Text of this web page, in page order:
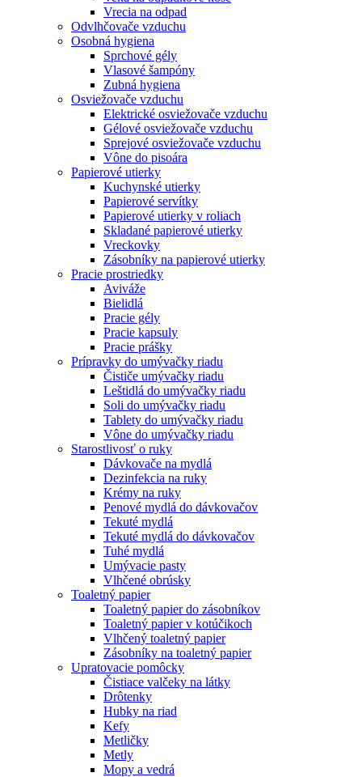
Vrecia na odpad
Odvlhčovače vzduchu
Osobná hygiena
Sprchové gély
Vlasové šampóny
Zubná hygiena
Osviežovače vzduchu
Elektrické osviežovače vzduchu
Gélové osviežovače vzduchu
Sprejové osviežovače vzduchu
Vône do pisoára
Papierové utierky
Kuchynské utierky
Papierové servítky
Papierové utierky v roliach
Skladané papierové utierky
Vreckovky
Zásobníky na papierové utierky
Pracie prostriedky
Aviváže
Bielidlá
Pracie gély
Pracie kapsuly
Pracie prášky
Prípravky do umývačky riadu
Čističe umývačky riadu
Leštidlá do umývačky riadu
Soli do umývačky riadu
Tablety do umývačky riadu
Vône do umývačky riadu
Starostlivosť o ruky
Dávkovače na mydlá
Dezinfekcia na ruky
Krémy na ruky
Penové mydlá do dávkovačov
Tekuté mydlá
Tekuté mydlá do dávkovačov
Tuhé mydlá
Umývacie pasty
Vlhčené obrúsky
Toaletný papier
Toaletný papier do zásobníkov
Toaletný papier v kotúčikoch
Vlhčený toaletný papier
Zásobníky na toaletný papier
Upratovacie pomôcky
Čistiace valčeky na látky
Drôtenky
Hubky na riad
Kefy
Metličky
Metly
Mopy a vedrá